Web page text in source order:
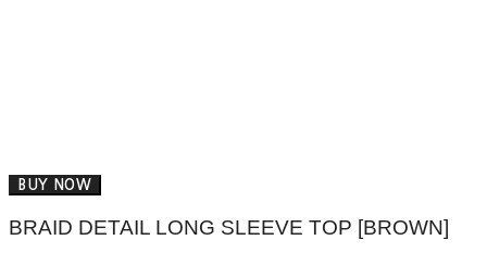
BUY NOW
BRAID DETAIL LONG SLEEVE TOP [BROWN]